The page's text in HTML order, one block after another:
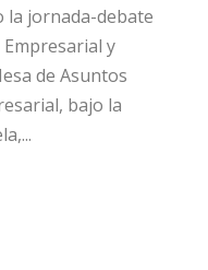
la jornada-debate
y
de Asuntos
bajo la